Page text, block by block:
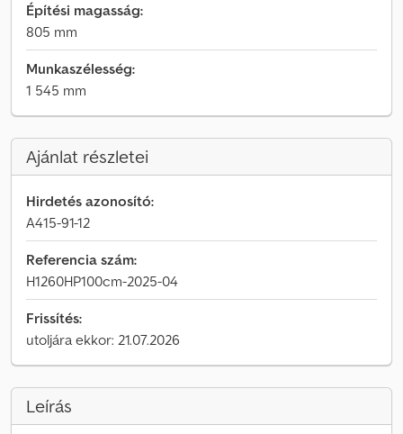
Építési magasság:
805 mm
Munkaszélesség:
1 545 mm
Ajánlat részletei
Hirdetés azonosító:
A415-91-12
Referencia szám:
H1260HP100cm-2025-04
Frissítés:
utoljára ekkor: 21.07.2026
Leírás